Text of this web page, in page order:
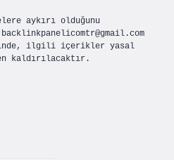
aykırı olduğunu
backlinkpanelicomtr@gmail.com
ilgili içerikler yasal
kaldırılacaktır.